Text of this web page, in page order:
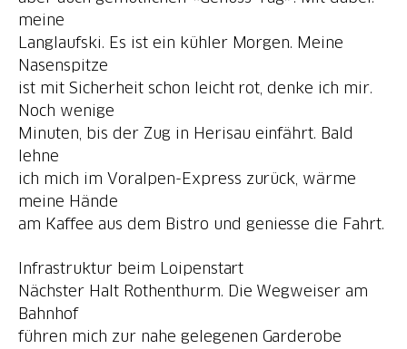
meine
Langlaufski. Es ist ein kühler Morgen. Meine
Nasenspitze
ist mit Sicherheit schon leicht rot, denke ich mir.
Noch wenige
Minuten, bis der Zug in Herisau einfährt. Bald
lehne
ich mich im Voralpen-Express zurück, wärme
meine Hände
Infrastruktur beim Loipenstart
Nächster Halt Rothenthurm. Die Wegweiser am
Bahnhof
führen mich zur nahe gelegenen Garderobe